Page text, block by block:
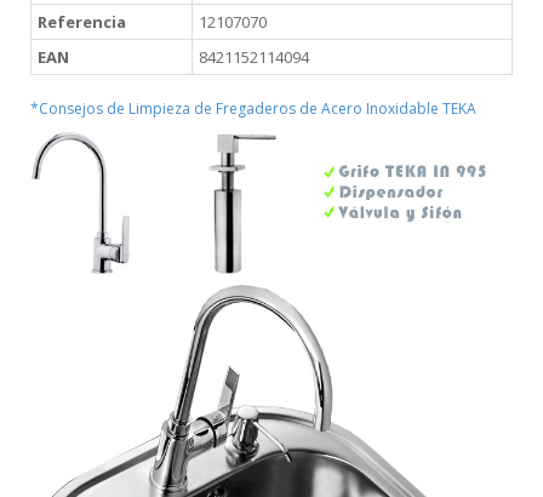
Referencia
12107070
EAN
8421152114094
*Consejos de Limpieza de Fregaderos de Acero Inoxidable TEKA